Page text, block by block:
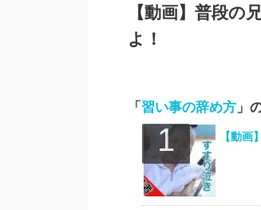
【動画】普段
よ！
「 習い事の辞め方」
【動